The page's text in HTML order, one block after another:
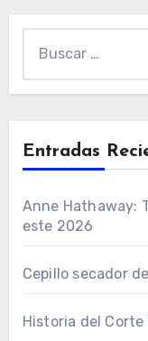
Entradas
Anne Hathaway:
este 2026
Cepillo secador
Historia del Corte